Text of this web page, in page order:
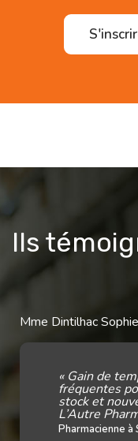
Ils
Mme Dintilhac Sophie
« Gain de
fréquentes
stock et
L’Autre
Pharmacienne à